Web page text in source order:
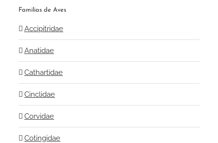
Familias de Aves
Accipitridae
Anatidae
Cathartidae
Cinclidae
Corvidae
Cotingidae